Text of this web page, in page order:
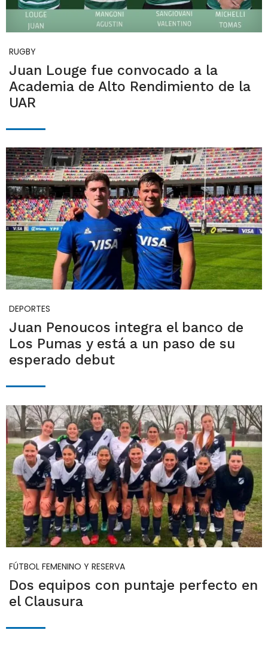
RUGBY
Juan Louge fue convocado a la
Academia de Alto Rendimiento de la
UAR
DEPORTES
Juan Penoucos integra el banco de
Los Pumas y está a un paso de su
esperado debut
FÚTBOL FEMENINO Y RESERVA
Dos equipos con puntaje perfecto en
el Clausura